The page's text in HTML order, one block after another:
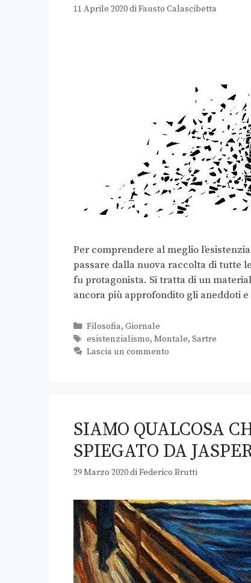
11 Aprile 2020diFausto Calascibetta
Per comprendere al meglio
passare dalla nuova raccolta di tutte
fu protagonista. Si tratta di un
ancora più approfondito gli aneddoti
Filosofia, Giornale
esistenzialismo, Montale, Sartre
Lascia un commento
SIAMO QUALCOSA
SPIEGATO DA
29 Marzo 2020diFederico Brutti